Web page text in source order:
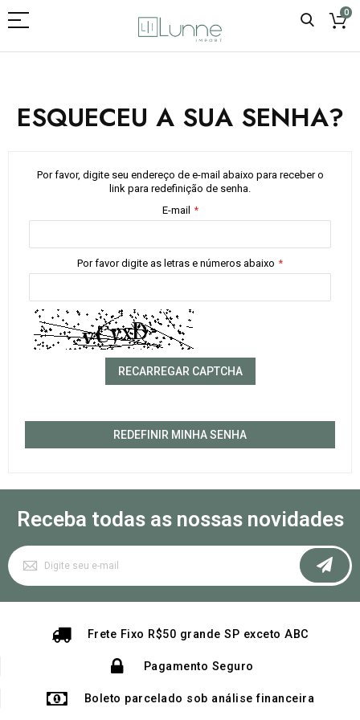
0
ESQUECEU A SUA SENHA?
Por favor, digite seu endereço de e-mail abaixo para receber o
link para redefinição de senha.
E-mail
Por favor digite as letras e números abaixo
RECARREGAR CAPTCHA
REDEFINIR MINHA SENHA
Receba todas as nossas novidades
Inscreva-
se
na
Frete Fixo R$50 grande SP exceto ABC
Pagamento Seguro
Boleto parcelado sob análise financeira